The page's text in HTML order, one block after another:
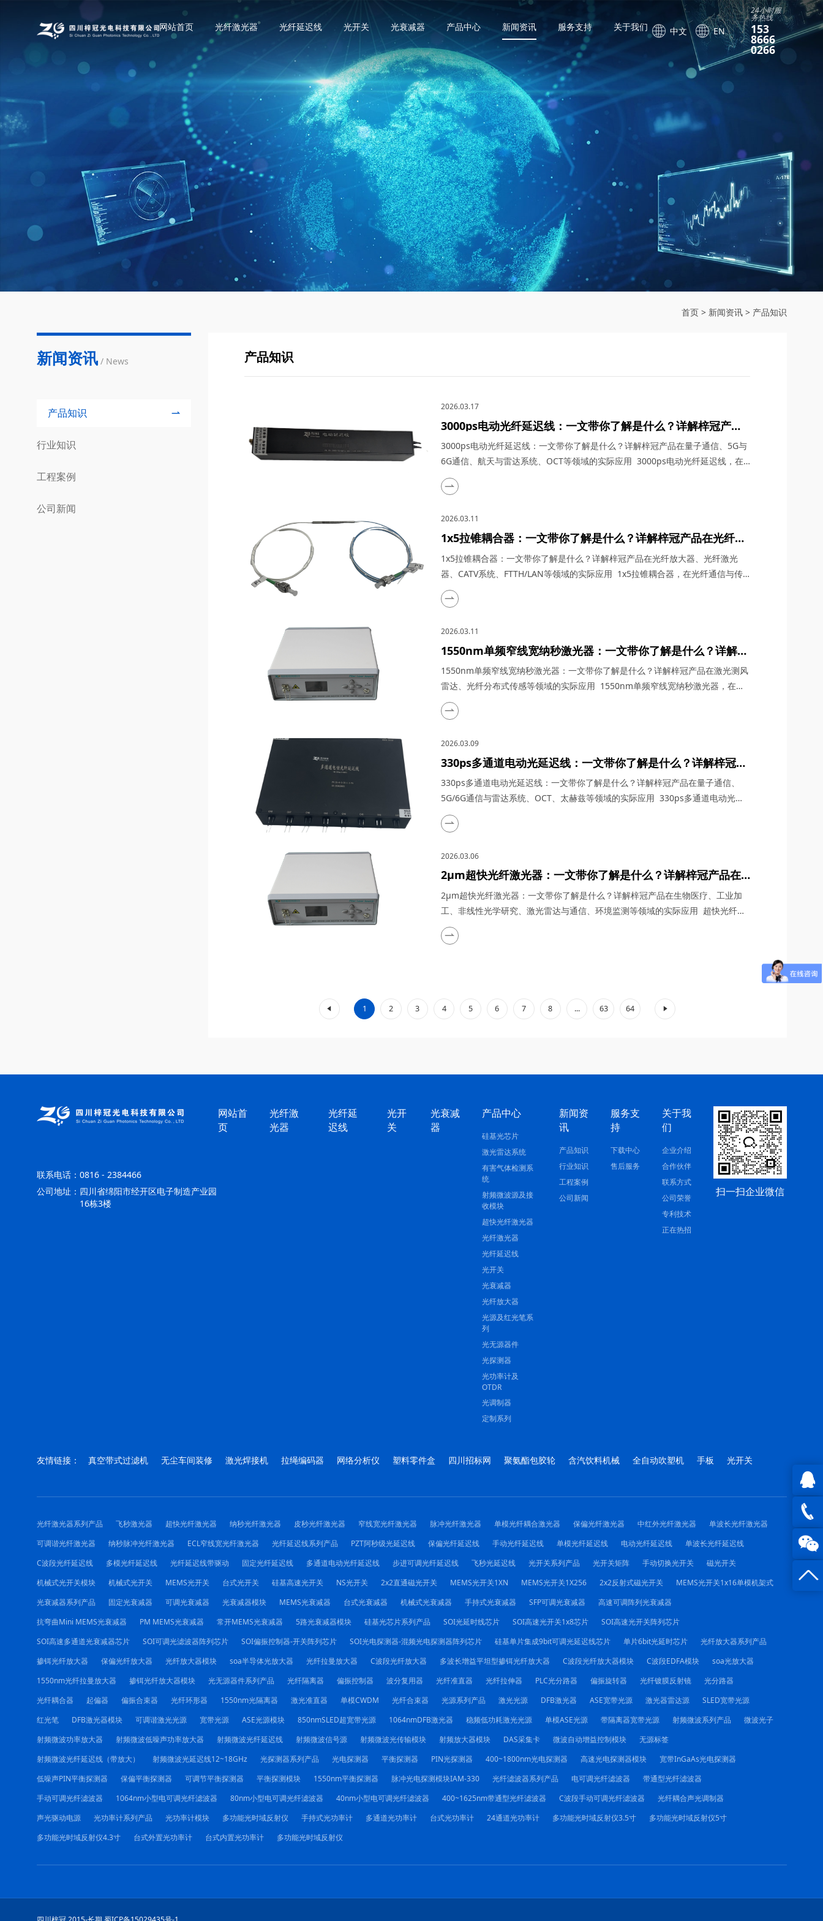
网站首页 光纤激光器 光纤延迟线 光开关 光衰减器 产品中心 新闻资讯 服务支持 关于我们 中文 EN
24小时服
务热线
153
8666
0266
首页> 新闻资讯> 产品知识
新闻资讯 / News
产品知识
行业知识
工程案例
公司新闻
产品知识
2026.03.17
3000ps电动光纤延迟线：一文带你了解是什么？详解梓冠产品
在量子通信、5G与6G通信、航天与雷达系统、OCT等领域的实
际应用
3000ps电动光纤延迟线：一文带你了解是什么？详解梓冠产品在量子通信、5G与
6G通信、航天与雷达系统、OCT等领域的实际应用 3000ps电动光纤延迟线，在
高速发展的光通信与探测技术领域，凭借其卓越的性能和广泛的应用潜力，成为了
众多高科技领域的理想选择。今天，四川梓冠光电将从产品概述、工作原理、核心
成像（OCT...
2026.03.11
1x5拉锥耦合器：一文带你了解是什么？详解梓冠产品在光纤放
大器、光纤激光器、CATV系统、FTTH/LAN等领域的实际应用
1x5拉锥耦合器：一文带你了解是什么？详解梓冠产品在光纤放大器、光纤激光
器、CATV系统、FTTH/LAN等领域的实际应用 1x5拉锥耦合器，在光纤通信与传
感技术迅猛发展的今天，凭借其独特的设计、卓越的性能以及广泛的应用场景，成
为了光纤网络构建中不可或缺的关键组件。今天，四川梓冠光电将从产品定义、工
一、1...
2026.03.11
1550nm单频窄线宽纳秒激光器：一文带你了解是什么？详解梓
冠产品在激光测风雷达、光纤分布式传感等领域的实际应用
1550nm单频窄线宽纳秒激光器：一文带你了解是什么？详解梓冠产品在激光测风
雷达、光纤分布式传感等领域的实际应用 1550nm单频窄线宽纳秒激光器，在激
光技术的浩瀚星空中，犹如一颗璀璨的明星，以其独特的光学特性和广泛的应用领
域，吸引了众多科研与工业界的目光。四川梓冠光电作为该领域的高新技术企业，
了市场上的热门之...
2026.03.09
330ps多通道电动光延迟线：一文带你了解是什么？详解梓冠产
品在量子通信、5G/6G通信与雷达系统、OCT、太赫兹等领域的
实际应用
330ps多通道电动光延迟线：一文带你了解是什么？详解梓冠产品在量子通信、
5G/6G通信与雷达系统、OCT、太赫兹等领域的实际应用 330ps多通道电动光延
迟线，在光通信与光电子技术的飞速发展中，凭借其高精度、多通道、可调可控等
特性，在量子通信、5G/6G通信与雷达系统、光学相干层析成像（OCT）、光学测
川梓冠光电...
2026.03.06
2μm超快光纤激光器：一文带你了解是什么？详解梓冠产品在
生物医疗、工业加工、非线性光学研究、激光雷达与通信、环境
监测等领域的实际应用
2μm超快光纤激光器：一文带你了解是什么？详解梓冠产品在生物医疗、工业加
工、非线性光学研究、激光雷达与通信、环境监测等领域的实际应用 超快光纤激
光器凭借其高功率、短脉冲、宽调谐范围等特性，在激光技术迅猛发展的今天，成
为科研与工业领域的“明星工具”。其中，2μm波段的超快光纤激光器因其独特的光
1 2 3 4 5 6 7 8 ... 63 64»
QQ在
线咨询
0816 -
联系电话： 0816 - 2384466
公司地址： 四川省绵阳市经开区电子制造产业园
16栋3楼
网站首
页
光纤激
光器
光纤延
迟线
光开
关
光衰减
器
产品中心
硅基光芯片
激光雷达系统
有害气体检测系
统
射频微波源及接
收模块
超快光纤激光器
光纤激光器
光纤延迟线
光开关
光衰减器
光纤放大器
光源及红光笔系
列
光无源器件
光探测器
光功率计及
OTDR
光调制器
定制系列
新闻资
讯
产品知识
行业知识
工程案例
公司新闻
服务支
持
下载中心
售后服务
关于我
们
企业介绍
合作伙伴
联系方式
公司荣誉
专利技术
正在热招
扫一扫企业微信
友情链接： 真空带式过滤机 无尘车间装修 激光焊接机 拉绳编码器 网络分析仪 塑料零件盒 四川招标网 聚氨酯包胶轮 含汽饮料机械 全自动吹塑机 手板 光开关
光纤激光器系列产品 飞秒激光器 超快光纤激光器 纳秒光纤激光器 皮秒光纤激光器 窄线宽光纤激光器 脉冲光纤激光器 单模光纤耦合激光器 保偏光纤激光器 中红外光纤激光器
单波长光纤激光器
可调谐光纤激光器
纳秒脉冲光纤激光器 ECL窄线宽光纤激光器 光纤延迟线系列产品 PZT阿秒级光延迟线 保偏光纤延迟线 手动光纤延迟线 单模光纤延迟线 电动光纤延迟线
单波长光纤延迟线
C波段光纤延迟线
多模光纤延迟线 光纤延迟线带驱动 固定光纤延迟线 多通道电动光纤延迟线 步进可调光纤延迟线 飞秒光延迟线 光开关系列产品 光开关矩阵 手动切换光开关
磁光开关
机械式光开关模块
机械式光开关 MEMS光开关 台式光开关 硅基高速光开关 NS光开关 2x2直通磁光开关 MEMS光开关1XN MEMS光开关1X256 2x2反射式磁光开关
MEMS光开关1x16单模机架式
光衰减器系列产品
固定光衰减器 可调光衰减器 光衰减器模块 MEMS光衰减器 台式光衰减器 机械式光衰减器 手持式光衰减器 SFP可调光衰减器
高速可调阵列光衰减器
抗弯曲Mini MEMS光衰减器
PM MEMS光衰减器 常开MEMS光衰减器 5路光衰减器模块 硅基光芯片系列产品 SOI光延时线芯片 SOI高速光开关1x8芯片
SOI高速光开关阵列芯片
SOI高速多通道光衰减器芯片
SOI可调光滤波器阵列芯片 SOI偏振控制器-开关阵列芯片 SOI光电探测器-混频光电探测器阵列芯片 硅基单片集成9bit可调光延迟线芯片 单片6bit光延时芯片
光纤放大器系列产品
掺铒光纤放大器
保偏光纤放大器 光纤放大器模块 soa半导体光放大器 光纤拉曼放大器 C波段光纤放大器 多波长增益平坦型掺铒光纤放大器 C波段光纤放大器模块 C波段EDFA模块
soa光放大器
1550nm光纤拉曼放大器
掺铒光纤放大器模块 光无源器件系列产品 光纤隔离器 偏振控制器 波分复用器 光纤准直器 光纤拉伸器 PLC光分路器 偏振旋转器 光纤镀膜反射镜
光分路器
光纤耦合器
起偏器 偏振合束器 光纤环形器 1550nm光隔离器 激光准直器 单模CWDM 光纤合束器 光源系列产品 激光光源 DFB激光器 ASE宽带光源 激光器雷达源
SLED宽带光源
红光笔
DFB激光器模块 可调谐激光光源 宽带光源 ASE光源模块 850nmSLED超宽带光源 1064nmDFB激光器 稳频低功耗激光光源 单模ASE光源 带隔离器宽带光源 射频微波系列产品
微波光子
射频微波功率放大器
射频微波低噪声功率放大器 射频微波光纤延迟线 射频微波信号源 射频微波光传输模块 射频放大器模块 DAS采集卡 微波自动增益控制模块
无源标签
射频微波光纤延迟线（带放大）
射频微波光延迟线12~18GHz 光探测器系列产品 光电探测器 平衡探测器 PIN光探测器 400~1800nm光电探测器 高速光电探测器模块
宽带InGaAs光电探测器
低噪声PIN平衡探测器
保偏平衡探测器 可调节平衡探测器 平衡探测模块 1550nm平衡探测器 脉冲光电探测模块IAM-330 光纤滤波器系列产品 电可调光纤滤波器
带通型光纤滤波器
手动可调光纤滤波器
1064nm小型电可调光纤滤波器 80nm小型电可调光纤滤波器 40nm小型电可调光纤滤波器 400~1625nm带通型光纤滤波器 C波段手动可调光纤滤波器
光纤耦合声光调制器
声光驱动电源
光功率计系列产品 光功率计模块 多功能光时域反射仪 手持式光功率计 多通道光功率计 台式光功率计 24通道光功率计 多功能光时域反射仪3.5寸
多功能光时域反射仪5寸
多功能光时域反射仪4.3寸
台式外置光功率计 台式内置光功率计 多功能光时域反射仪